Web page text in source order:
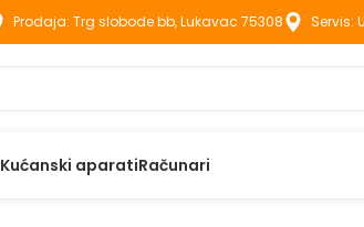
Prodaja: Trg slobode bb, Lukavac 75308 Servis:
Kućanski aparatiRačunari